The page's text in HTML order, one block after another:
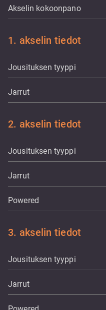
Akselin kokoonpano
1. akselin tiedot
Jousituksen tyyppi
Jarrut
2. akselin tiedot
Jousituksen tyyppi
Jarrut
Powered
3. akselin tiedot
Jousituksen tyyppi
Jarrut